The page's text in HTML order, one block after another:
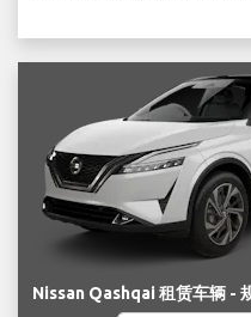
Nissan Qashqai 租赁车辆 -